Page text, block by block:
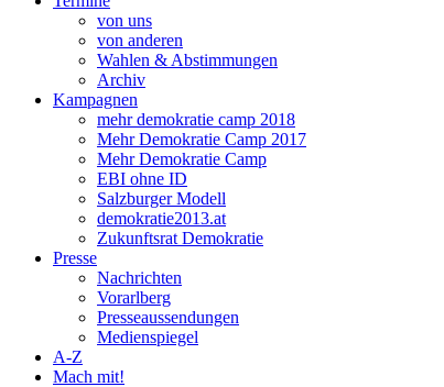
von uns
von anderen
Wahlen & Abstimmungen
Archiv
Kampagnen
mehr demokratie camp 2018
Mehr Demokratie Camp 2017
Mehr Demokratie Camp
EBI ohne ID
Salzburger Modell
demokratie2013.at
Zukunftsrat Demokratie
Presse
Nachrichten
Vorarlberg
Presseaussendungen
Medienspiegel
A-Z
Mach mit!